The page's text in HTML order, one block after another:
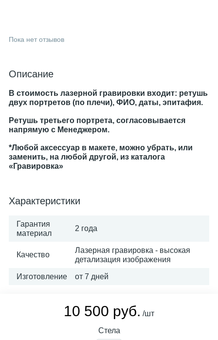
Пока нет отзывов
Описание
В стоимость лазерной гравировки входит: ретушь
двух портретов (по плечи), ФИО, даты, эпитафия.
Ретушь третьего портрета, согласовывается
напрямую с Менеджером.
*Любой аксессуар в макете, можно убрать, или
заменить, на любой другой, из каталога
«Гравировка»
Характеристики
Гарантия
материал
2 года
Качество
Лазерная гравировка - высокая
детализация изображения
Изготовление от 7 дней
10 500 руб. /шт
Стела